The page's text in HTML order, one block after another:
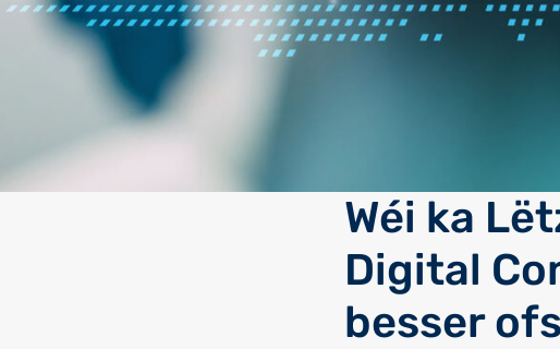
Wéi ka
Digital
besser